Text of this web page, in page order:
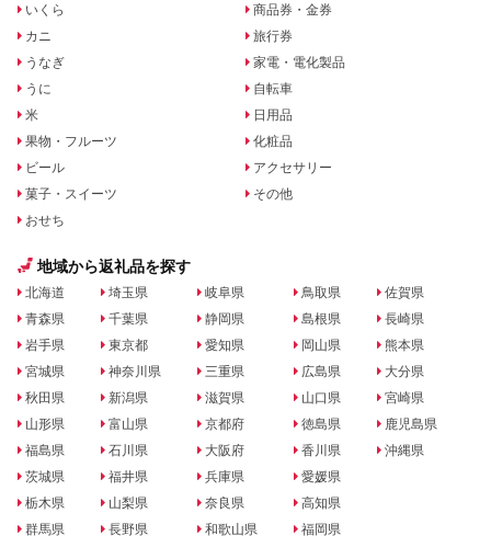
いくら
カニ
うなぎ
うに
米
果物・フルーツ
ビール
菓子・スイーツ
おせち
商品券・金券
旅行券
家電・電化製品
自転車
日用品
化粧品
アクセサリー
その他
地域から返礼品を探す
北海道
青森県
岩手県
宮城県
秋田県
山形県
福島県
茨城県
栃木県
群馬県
埼玉県
千葉県
東京都
神奈川県
新潟県
富山県
石川県
福井県
山梨県
長野県
岐阜県
静岡県
愛知県
三重県
滋賀県
京都府
大阪府
兵庫県
奈良県
和歌山県
鳥取県
島根県
岡山県
広島県
山口県
徳島県
香川県
愛媛県
高知県
福岡県
佐賀県
長崎県
熊本県
大分県
宮崎県
鹿児島県
沖縄県